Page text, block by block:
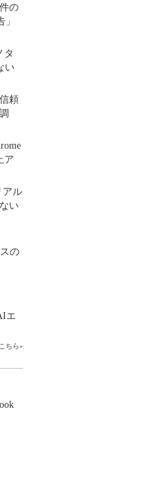
の
タ
い
頼
ア
アル
い
の
エ
ちら»